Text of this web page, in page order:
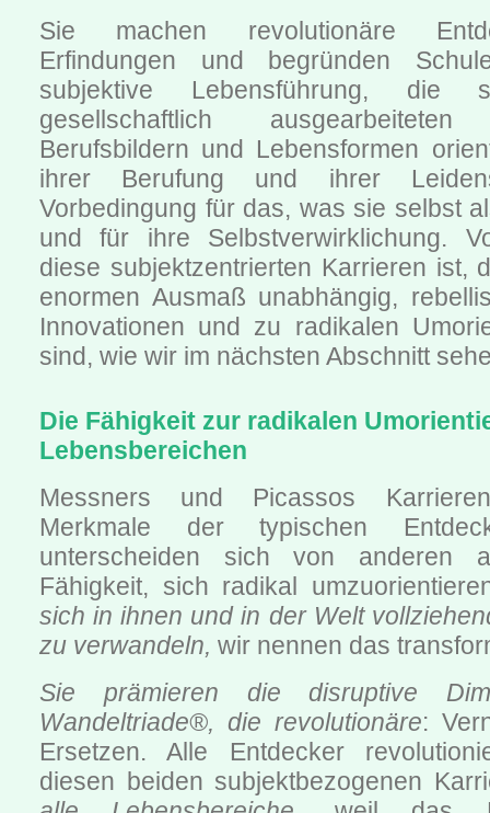
Sie machen revolutionäre
Erfindungen und begründen
subjektive Lebensführung,
gesellschaftlich ausgearbeiteten
Berufsbildern und Lebensformen
ihrer Berufung und ihrer
Vorbedingung für das, was sie selbst
und für ihre Selbstverwirklichung.
diese subjektzentrierten Karrieren ist,
enormen Ausmaß unabhängig,
Innovationen und zu radikalen
sind, wie wir im nächsten Abschnitt
Die Fähigkeit zur radikalen
Lebensbereichen
Messners und Picassos
Merkmale der typischen
unterscheiden sich von anderen
Fähigkeit, sich radikal
sich in ihnen und in der Welt
zu verwandeln, wir nennen das
Sie prämieren die disruptive
Wandeltriade®, die revolutionäre:
Ersetzen. Alle Entdecker
diesen beiden subjektbezogenen